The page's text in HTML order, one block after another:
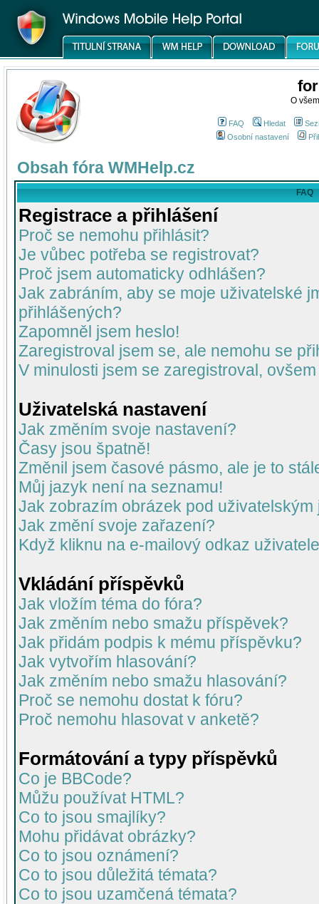
O
FAQ Hledat
Osobní nastavení
Obsah fóra WMHelp.cz
FAQ
Registrace a přihlášení
Proč se nemohu přihlásit?
Je vůbec potřeba se registrovat?
Proč jsem automaticky odhlášen?
Jak zabráním, aby se moje uživatelské
přihlášených?
Zapomněl jsem heslo!
Zaregistroval jsem se, ale nemohu se
V minulosti jsem se zaregistroval,
Uživatelská nastavení
Jak změním svoje nastavení?
Časy jsou špatně!
Změnil jsem časové pásmo, ale je to
Můj jazyk není na seznamu!
Jak zobrazím obrázek pod uživatelským
Jak změní svoje zařazení?
Když kliknu na e-mailový odkaz
Vkládání příspěvků
Jak vložím téma do fóra?
Jak změním nebo smažu příspěvek?
Jak přidám podpis k mému příspěvku?
Jak vytvořím hlasování?
Jak změním nebo smažu hlasování?
Proč se nemohu dostat k fóru?
Proč nemohu hlasovat v anketě?
Formátování a typy příspěvků
Co je BBCode?
Můžu používat HTML?
Co to jsou smajlíky?
Mohu přidávat obrázky?
Co to jsou oznámení?
Co to jsou důležitá témata?
Co to jsou uzamčená témata?